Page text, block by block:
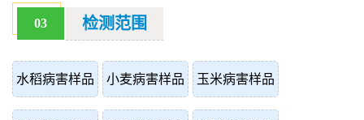
03 检测范围
水稻病害样品 小麦病害样品 玉米病害样品